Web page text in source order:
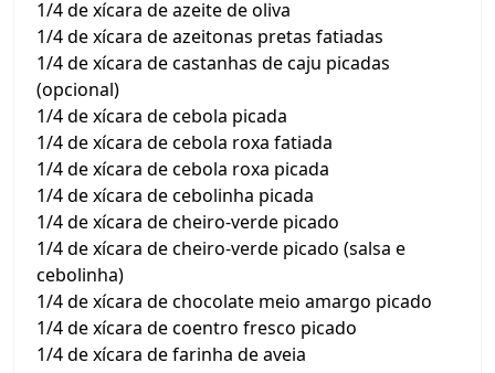
1/4 de xícara de azeite de oliva
1/4 de xícara de azeitonas pretas fatiadas
1/4 de xícara de castanhas de caju picadas
(opcional)
1/4 de xícara de cebola picada
1/4 de xícara de cebola roxa fatiada
1/4 de xícara de cebola roxa picada
1/4 de xícara de cebolinha picada
1/4 de xícara de cheiro-verde picado
1/4 de xícara de cheiro-verde picado (salsa e
cebolinha)
1/4 de xícara de chocolate meio amargo picado
1/4 de xícara de coentro fresco picado
1/4 de xícara de farinha de aveia